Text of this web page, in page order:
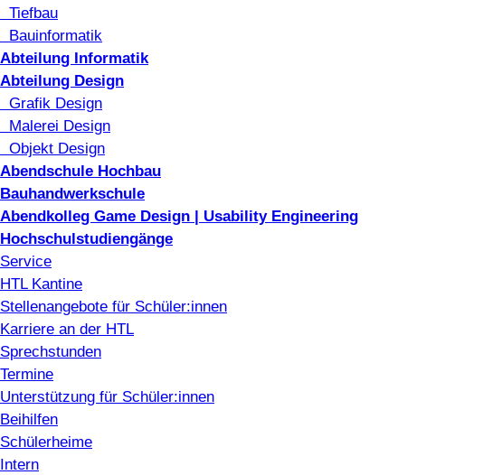
Tiefbau
Bauinformatik
Abteilung Informatik
Abteilung Design
Grafik Design
Malerei Design
Objekt Design
Abendschule Hochbau
Bauhandwerkschule
Abendkolleg Game Design | Usability Engineering
Hochschulstudiengänge
Service
HTL Kantine
Stellenangebote für Schüler:innen
Karriere an der HTL
Sprechstunden
Termine
Unterstützung für Schüler:innen
Beihilfen
Schülerheime
Intern